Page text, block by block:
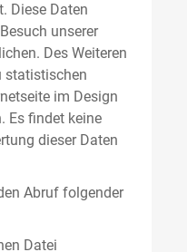
Diese Daten
unserer
Des Weiteren
statistischen
im Design
Es findet keine
dieser Daten
Abruf folgender
Datei